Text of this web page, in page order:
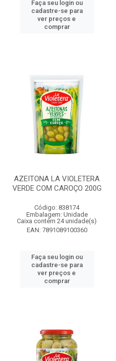
Faça seu login ou
cadastre-se para
ver preços e
comprar
AZEITONA LA VIOLETERA
VERDE COM CAROÇO 200G
Código: 838174
Embalagem: Unidade
Caixa contém 24 unidade(s)
EAN: 7891089100360
Faça seu login ou
cadastre-se para
ver preços e
comprar